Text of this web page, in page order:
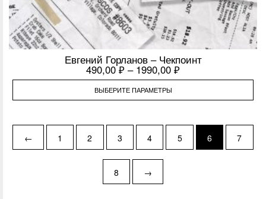
Евгений Горланов – Чекпоинт
490,00₽ – 1990,00 ₽
ВЫБЕРИТЕ ПАРАМЕТРЫ
← 1 2 3 4 5 6 7
8 →